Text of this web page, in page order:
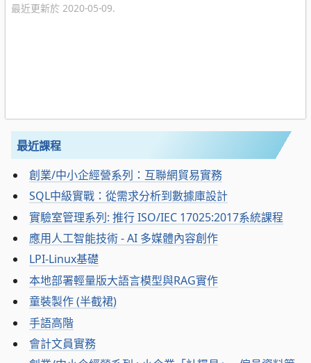
最近更新於 2020-05-09.
最近課程
創業/中小企經營系列：互聯網貿易實務
SQL中級實戰：從需求分析到數據庫設計
實驗室管理系列: 推行 ISO/IEC 17025:2017系統課程
應用人工智能技術 - AI 多媒體內容創作
LPI-Linux基礎
本地部署輕量版大語言模型與RAG實作
童裝製作 (半截裙)
手語高階
會計文員實務